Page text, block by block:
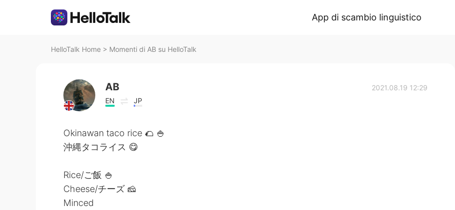
App di scambio linguistico
HelloTalk Home > Momenti di AB su HelloTalk
AB
EN JP
2021.08.19 12:29
Okinawan taco rice 🌮 🍚
沖縄タコライス 😋
Rice/ご飯 🍚
Cheese/チーズ 🧀
Minced